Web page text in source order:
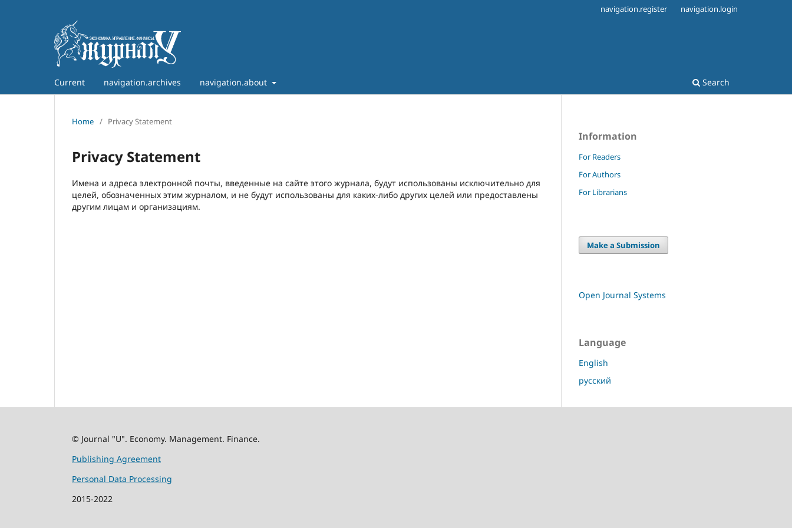
Current navigation.archives navigation.about Search
navigation.register navigation.login
Home / Privacy Statement
Privacy Statement
Имена и адреса электронной почты, введенные на сайте этого журнала, будут использованы исключительно для
целей, обозначенных этим журналом, и не будут использованы для каких-либо других целей или предоставлены
другим лицам и организациям.
Information
For Readers
For Authors
For Librarians
Make a Submission
Open Journal Systems
Language
English
русский
© Journal "U". Economy. Management. Finance.
Publishing Agreement
Personal Data Processing
2015-2022